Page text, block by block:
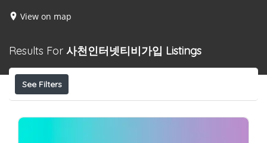
View on map
Results For 사천인터넷티비가입 Listings
See Filters